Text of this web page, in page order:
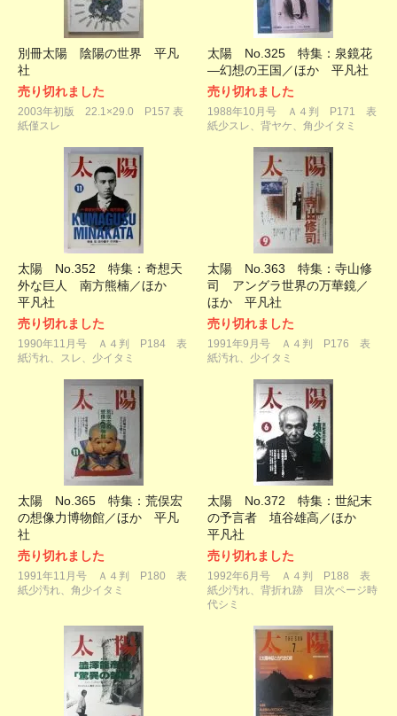
別冊太陽 陰陽の世界 平凡
社
売り切れました
2003年初版 22.1×29.0 P157 表
紙僅スレ
太陽 No.325 特集：泉鏡花
―幻想の王国／ほか 平凡社
売り切れました
1988年10月号 Ａ４判 P171 表
紙少スレ、背ヤケ、角少イタミ
太陽 No.352 特集：奇想天
外な巨人 南方熊楠／ほか
平凡社
売り切れました
1990年11月号 Ａ４判 P184 表
紙汚れ、スレ、少イタミ
太陽 No.363 特集：寺山修
司 アングラ世界の万華鏡／
ほか 平凡社
売り切れました
1991年9月号 Ａ４判 P176 表
紙汚れ、少イタミ
太陽 No.365 特集：荒俣宏
の想像力博物館／ほか 平凡
社
売り切れました
1991年11月号 Ａ４判 P180 表
紙少汚れ、角少イタミ
太陽 No.372 特集：世紀末
の予言者 埴谷雄高／ほか
平凡社
売り切れました
1992年6月号 Ａ４判 P188 表
紙少汚れ、背折れ跡 目次ページ時
代シミ